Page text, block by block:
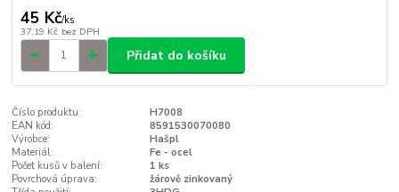
45 Kč/ks
37,19 Kč bez DPH
Přidat do košíku
Číslo produktu:
H7008
EAN kód:
8591530070080
Výrobce:
Hašpl
Materiál:
Fe - ocel
Počet kusů v balení:
1 ks
Povrchová úprava:
žárově zinkovaný